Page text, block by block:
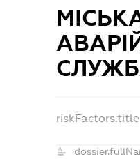
riskFactors.title